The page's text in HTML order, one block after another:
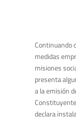
Continuando
medidas
misiones
presenta
a la emisión
declara